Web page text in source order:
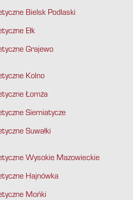
Bielsk Podlaski
Ełk
Grajewo
Kolno
Łomża
Siemiatycze
Suwałki
Wysokie Mazowieckie
Hajnówka
Mońki